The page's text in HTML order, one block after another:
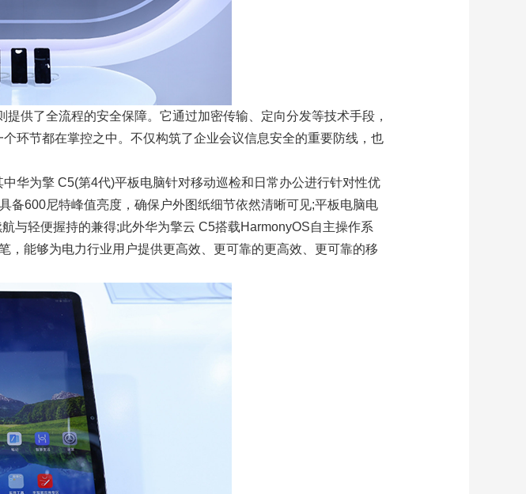
供了全流程的安全保障。它通过加密传输、定向分发等技术手段，
环节都在掌控之中。不仅构筑了企业会议信息安全的重要防线，也
华为擎 C5(第4代)平板电脑针对移动巡检和日常办公进行针对性优
备600尼特峰值亮度，确保户外图纸细节依然清晰可见;平板电脑电
与轻便握持的兼得;此外华为擎云 C5搭载HarmonyOS自主操作系
能够为电力行业用户提供更高效、更可靠的更高效、更可靠的移